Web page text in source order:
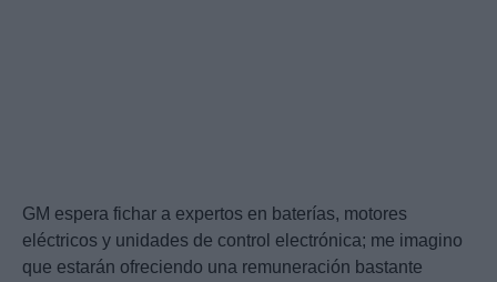
GM espera fichar a expertos en baterías, motores
eléctricos y unidades de control electrónica; me imagino
que estarán ofreciendo una remuneración bastante